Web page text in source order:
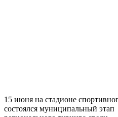
15 июня на стадионе
состоялся муниципальный этап